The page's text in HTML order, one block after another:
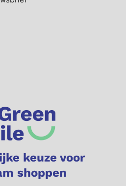
keuze voor
shoppen